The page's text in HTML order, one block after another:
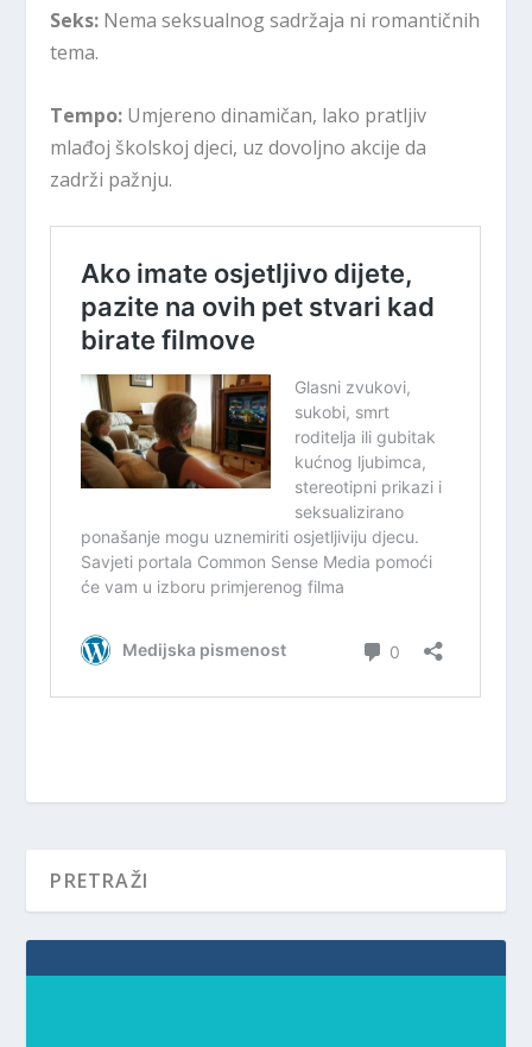
Seks: Nema seksualnog sadržaja ni romantičnih
tema.
Tempo: Umjereno dinamičan, lako pratljiv
mlađoj školskoj djeci, uz dovoljno akcije da
zadrži pažnju.